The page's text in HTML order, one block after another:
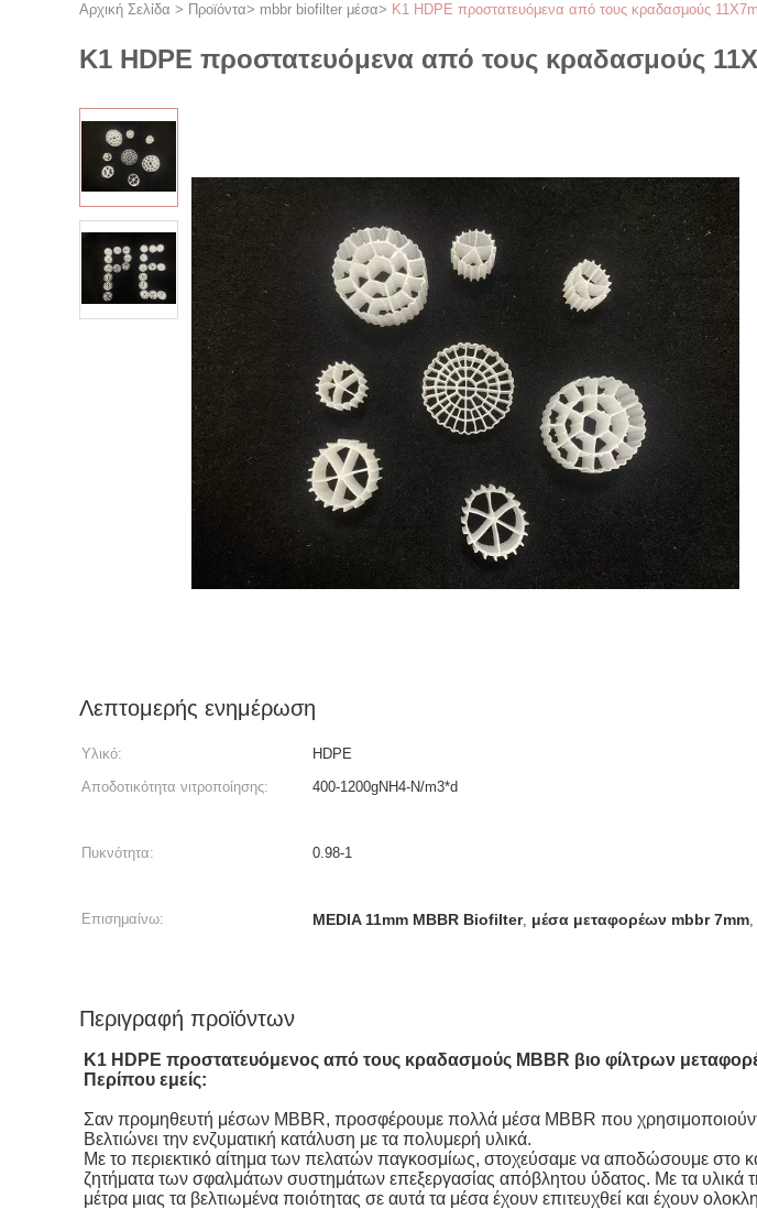
Αρχική Σελίδα > Προϊόντα> mbbr biofilter μέσα> K1 HDPE προστατευόμενα από τους κραδασμούς
K1 HDPE προστατευόμενα από τους κραδασμούς
Λεπτομερής ενημέρωση
Υλικό: HDPE
Αποδοτικότητα νιτροποίησης:
400-1200gNH4-N/m3*d
Πυκνότητα: 0.98-1
Επισημαίνω:
MEDIA 11mm MBBR Biofilter, μέσα μεταφορέων mbbr 7mm,
Περιγραφή προϊόντων
K1 HDPE προστατευόμενος από τους κραδασμούς MBBR βιο φίλτρων
Περίπου εμείς:
Σαν προμηθευτή μέσων MBBR, προσφέρουμε πολλά μέσα MBBR που
Βελτιώνει την ενζυματική κατάλυση με τα πολυμερή υλικά.
Με το περιεκτικό αίτημα των πελατών παγκοσμίως, στοχεύσαμε να αποδώσουμε
ζητήματα των σφαλμάτων συστημάτων επεξεργασίας απόβλητου ύδατος. Με τα υλικά
μέτρα μιας τα βελτιωμένα ποιότητας σε αυτά τα μέσα έχουν επιτευχθεί και έχουν